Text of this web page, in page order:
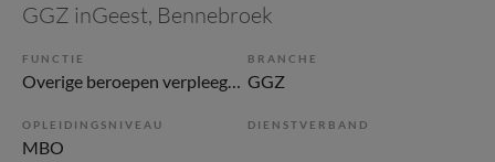
GGZ inGeest, Bennebroek
FUNCTIE
Overige beroepen verpleegkunde
BRANCHE
GGZ
OPLEIDINGSNIVEAU
MBO
DIENSTVERBAND